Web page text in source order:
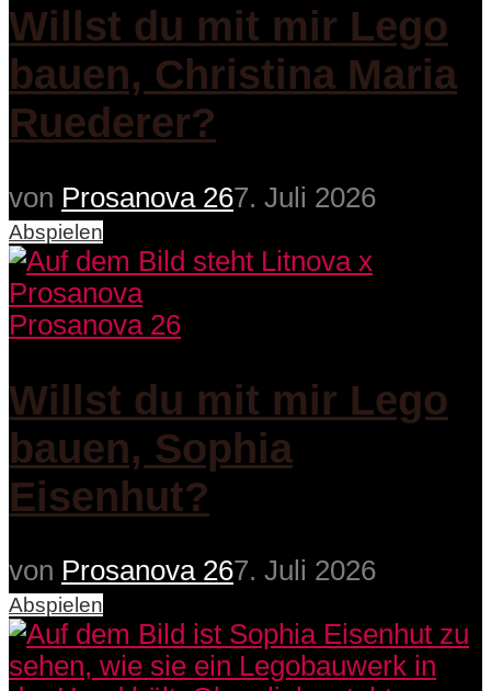
Willst du mit mir Lego
bauen, Christina Maria
Ruederer?
von Prosanova 267. Juli 2026
Abspielen
Prosanova 26
Willst du mit mir Lego
bauen, Sophia
Eisenhut?
von Prosanova 267. Juli 2026
Abspielen